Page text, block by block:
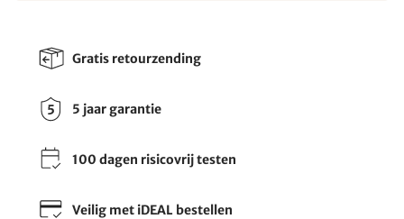
Gratis retourzending
5 jaar garantie
100 dagen risicovrij testen
Veilig met iDEAL bestellen